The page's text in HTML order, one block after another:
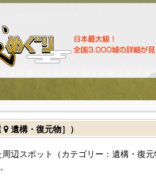
遺構・復元物］）
辺スポット（カテゴリー：遺構・復元